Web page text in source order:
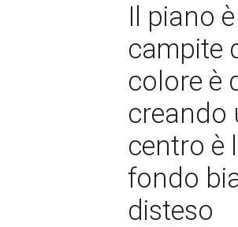
Il piano
campite
colore è
creando
centro è
fondo
disteso